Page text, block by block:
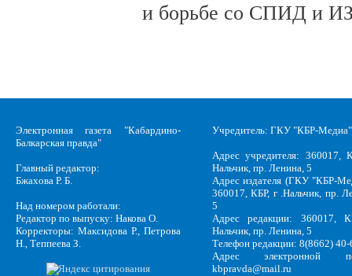
и борьбе со СПИД и
Электронная газета "Кабардино-
Балкарская правда"
Главный редактор:
Бжахова Р. Б.
Над номером работали:
Редактор по выпуску: Накова О.
Корректоры: Максидова Р., Петрова
Н., Теппеева З.
Учредитель: ГКУ "КБР-Медиа"
Адрес учредителя: 360017,
Нальчик, пр. Ленина, 5
Адрес издателя (ГКУ "КБР-
360017, КБР, г .Нальчик, пр.
5
Адрес редакции: 360017,
Нальчик, пр. Ленина, 5
Телефон редакции: 8(8662)
Адрес электронной
kbpravda@mail.ru